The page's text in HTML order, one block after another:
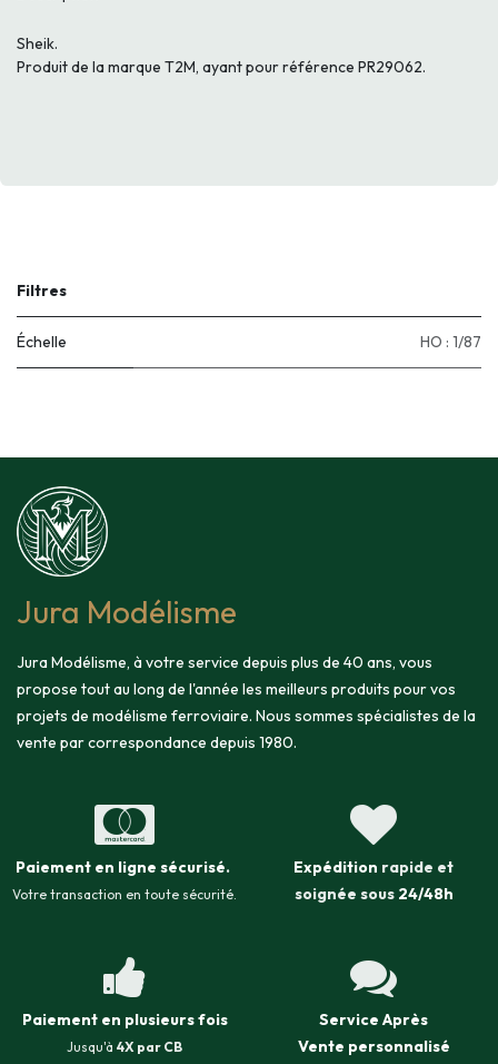
Sheik.
Produit de la marque T2M, ayant pour référence PR29062.
Filtres
Échelle HO : 1/87
Jura Modélisme
Jura Modélisme, à votre service depuis plus de 40 ans, vous
propose tout au long de l'année les meilleurs produits pour vos
projets de modélisme ferroviaire. Nous sommes spécialistes de la
vente par correspondance depuis 1980.
Paiement en ligne sécurisé.
Votre transaction en toute sécurité.
Expédition rapide et
soignée sous 24/48h
Paiement en plusieurs fois
Jusqu'à 4X par CB
Service Après
Vente personnalisé